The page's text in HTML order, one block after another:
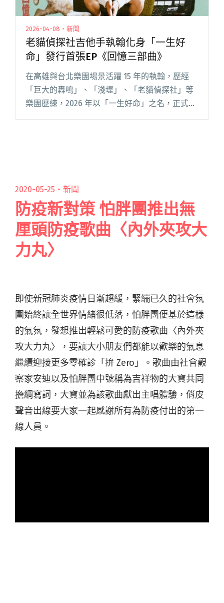
2026-04-08・新聞
老貓偵探社吉他手執翰化身「一生好
命」發行首張EP《回憶三部曲》
在高雄與台北樂團場景活躍 15 年的執翰，歷經
「巨大的轟鳴」、「淺堤」、「老貓偵探社」等
樂團歷練，2026 年以「一生好命」之名，正式以
個人身份發表首張 EP《回憶三部曲》，並於 4 月
2020-05-25・ 新聞
防疫新對策 怕胖團推出無
厘頭防疫歌曲〈內外夾攻大
力丸〉
即使新冠肺炎疫情日漸趨緩，緊繃已久的社會氛
圍始終讓全世界情緒很低落，怕胖團便基於這樣
的氣氛，發想推出輕鬆可愛的防疫歌曲〈內外夾
攻大力丸〉，要讓大小朋友們都能以歡樂的氣息
繼續迎接更多零確診「拚 Zero」。歌曲由社會觀
察家安迪以及怕胖團中號稱為吉祥物的大寶共同
擔綱寫詞，大寶並為該歌曲獻出主唱體驗，俏皮
聲音出線要大家一起感謝所有為防疫付出的第一
線人員。